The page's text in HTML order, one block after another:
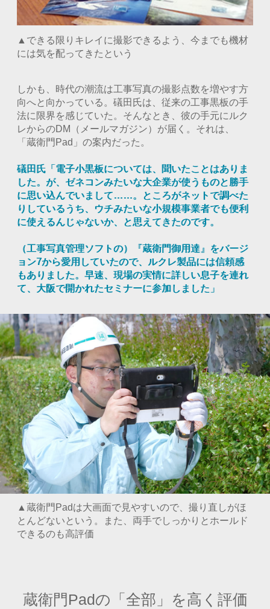
▲できる限りキレイに撮影できるよう、今までも機材
には気を配ってきたという
しかも、時代の潮流は工事写真の撮影点数を増やす方
向へと向かっている。礒田氏は、従来の工事黒板の手
法に限界を感じていた。そんなとき、彼の手元にルク
レからのDM（メールマガジン）が届く。それは、
「蔵衛門Pad」の案内だった。
礒田氏「電子小黒板については、聞いたことはありま
した。が、ゼネコンみたいな大企業が使うものと勝手
に思い込んでいまして……。ところがネットで調べた
りしているうち、ウチみたいな小規模事業者でも便利
に使えるんじゃないか、と思えてきたのです。
（工事写真管理ソフトの）『蔵衛門御用達』をバージ
ョン7から愛用していたので、ルクレ製品には信頼感
もありました。早速、現場の実情に詳しい息子を連れ
て、大阪で開かれたセミナーに参加しました」
▲蔵衛門Padは大画面で見やすいので、撮り直しがほ
とんどないという。また、両手でしっかりとホールド
できるのも高評価
蔵衛門Padの「全部」を高く評価